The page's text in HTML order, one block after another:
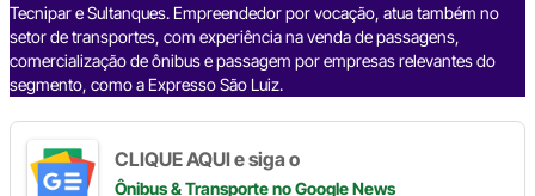
Tecnipar e Sultanques. Empreendedor por vocação, atua também no
setor de transportes, com experiência na venda de passagens,
comercialização de ônibus e passagem por empresas relevantes do
segmento, como a Expresso São Luiz.
CLIQUE AQUI e siga o
Ônibus & Transporteno Google News